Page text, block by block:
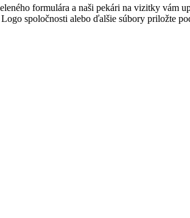
formulára a naši pekári na vizitky vám
spoločnosti alebo ďalšie súbory priložte